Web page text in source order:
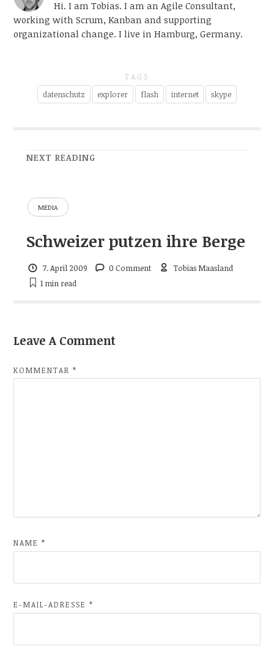
Hi. I am Tobias. I am an Agile Consultant,
working with Scrum, Kanban and supporting
organizational change. I live in Hamburg, Germany.
TAGS
datenschutz explorer flash internet skype
NEXT READING
MEDIA
Schweizer putzen ihre Berge
7. April 2009 0 Comment
Tobias Maasland
1 minread
Leave A Comment
KOMMENTAR*
NAME*
E-MAIL-ADRESSE*